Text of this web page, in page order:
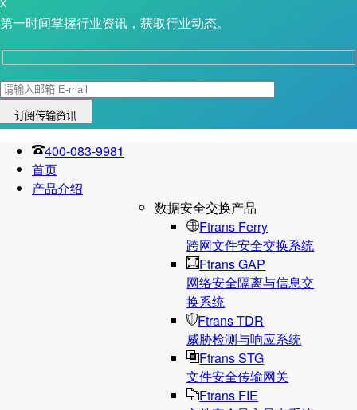
X
第一时间掌握行业资讯，获取行业动态。
400-083-9981
首页
产品介绍
数据安全交换产品
Ftrans Ferry
跨网文件安全交换系统
Ftrans GAP
网络安全隔离与信息交
换系统
Ftrans TDR
威胁检测与响应系统
Ftrans STG
文件安全传输网关
Ftrans FIE